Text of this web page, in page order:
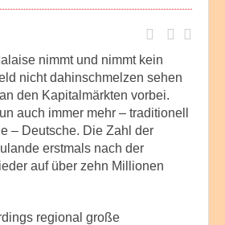
nimmt und nimmt kein
nicht dahinschmelzen sehen
den Kapitalmärkten vorbei.
auch immer mehr – traditionell
– Deutsche. Die Zahl der
erstmals nach der
auf über zehn Millionen
regional große